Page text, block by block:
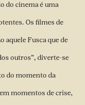
do cinema é uma
Os filmes de
aquele Fusca que de
outros”, diverte-se
do momento da
momentos de crise,